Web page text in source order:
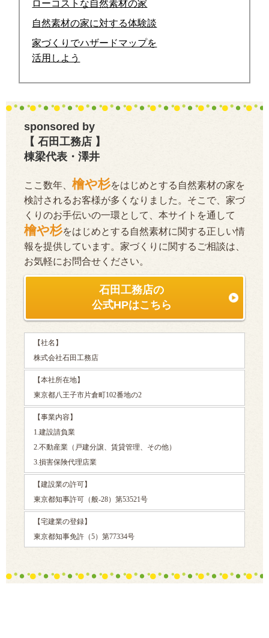
ローコストな自然素材の家
自然素材の家に対する体験談
家づくりでハザードマップを
活用しよう
sponsored by
【 石田工務店 】
棟梁代表・澤井
ここ数年、 檜や杉をはじめとする自然素材の家を
検討されるお客様が多くなりました。そこで、家づ
くりのお手伝いの一環として、本サイトを通して
檜や杉をはじめとする自然素材に関する正しい情
報を提供しています。家づくりに関するご相談は、
お気軽にお問合せください。
石田工務店の
公式HPはこちら
【社名】
株式会社石田工務店
【本社所在地】
東京都八王子市片倉町102番地の2
【事業内容】
1.建設請負業
2.不動産業（戸建分譲、賃貸管理、その他）
3.損害保険代理店業
【建設業の許可】
東京都知事許可（般-28）第53521号
【宅建業の登録】
東京都知事免許（5）第77334号